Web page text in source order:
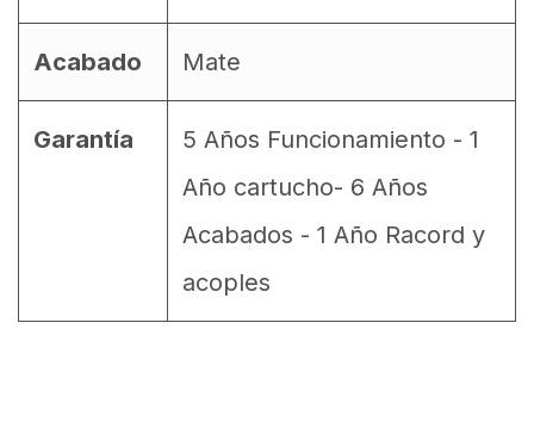
Acabado Mate
Garantía
5 Años Funcionamiento - 1
Año cartucho- 6 Años
Acabados - 1 Año Racord y
acoples